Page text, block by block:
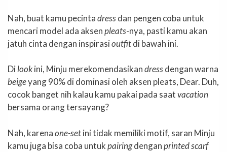
Nah, buat kamu pecintadressdan pengen coba untuk
mencari model ada aksenpleats-nya, pasti kamu akan
jatuh cinta dengan inspirasioutfitdi bawah ini.
Dilookini, Minju merekomendasikandressdengan warna
beigeyang 90% di dominasi oleh aksen pleats, Dear. Duh,
cocok banget nih kalau kamu pakai pada saatvacation
bersama orang tersayang?
Nah, karenaone-setini tidak memiliki motif, saran Minju
kamu juga bisa coba untukpairingdenganprinted scarf